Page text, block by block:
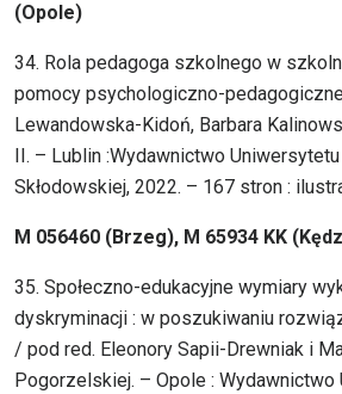
(Opole)
34. Rola pedagoga szkolnego w
pomocy psychologiczno-
Lewandowska-Kidoń, Barbara
II. – Lublin :Wydawnictwo
Skłodowskiej, 2022. – 167 stron :
M 056460 (Brzeg), M 65934 KK
35. Społeczno-edukacyjne wymiary
dyskryminacji : w poszukiwaniu
/ pod red. Eleonory Sapii-Drewniak i
Pogorzelskiej. – Opole : Wydawnictwo